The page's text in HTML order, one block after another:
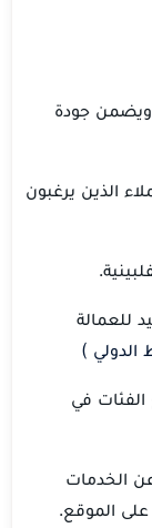
ويضمن جودة
الذين يرغبون
للعمالة
الدولي )
الفئات في
الخدمات
على الموقع.